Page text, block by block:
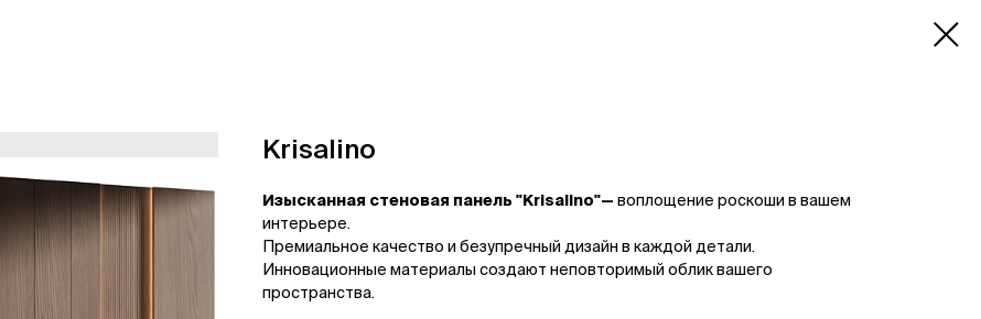
Krisalino
Изысканная стеновая панель "Krisalino"— воплощение роскоши в вашем
интерьере.
Премиальное качество и безупречный дизайн в каждой детали.
Инновационные материалы создают неповторимый облик вашего
пространства.